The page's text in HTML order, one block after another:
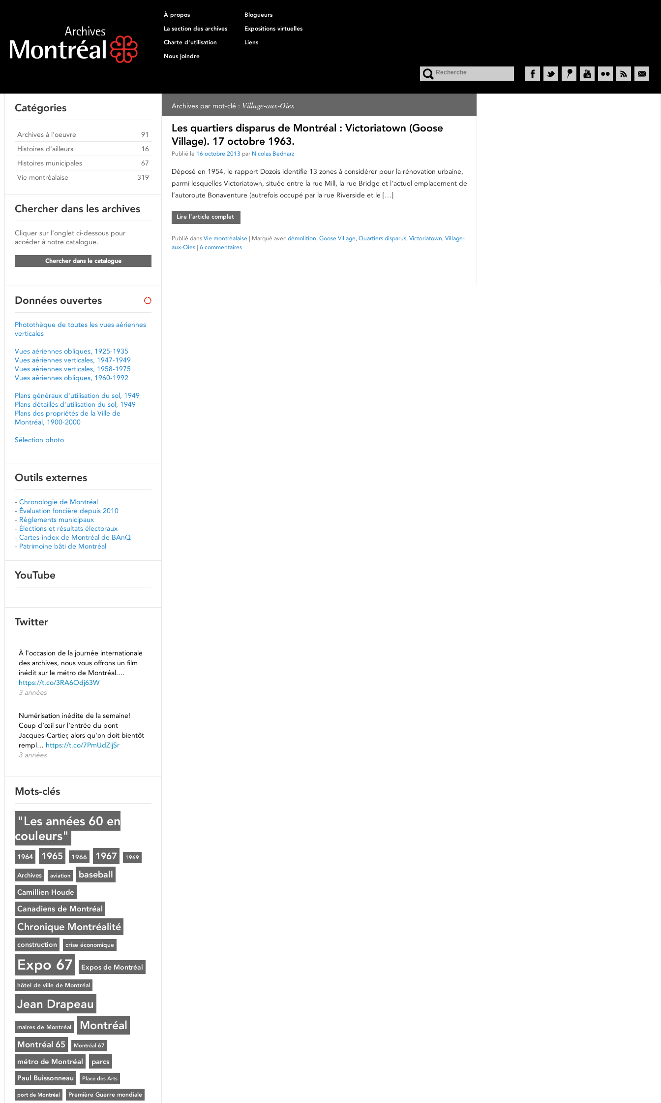
À propos
Blogueurs
La section des archives
Expositions virtuelles
Charte d'utilisation
Liens
Nous joindre
Archives par mot-clé : Village-aux-Oies
Les quartiers disparus de Montréal : Victoriatown (Goose
Village). 17 octobre 1963.
Publié le 16 octobre 2013 par Nicolas Bednarz
Déposé en 1954, le rapport Dozois identifie 13 zones à considérer pour la rénovation urbaine,
parmi lesquelles Victoriatown, située entre la rue Mill, la rue Bridge et l’actuel emplacement de
l’autoroute Bonaventure (autrefois occupé par la rue Riverside et le […]
Lire l’article complet
Publié dans Vie montréalaise | Marqué avec démolition, Goose Village, Quartiers disparus, Victoriatown, Village-
aux-Oies | 6 commentaires
Catégories
Archives à l'oeuvre
91
Histoires d'ailleurs
16
Histoires municipales
67
Vie montréalaise
319
Chercher dans les archives
Cliquer sur l'onglet ci-dessous pour
accéder à notre catalogue.
Chercher dans le catalogue
Données ouvertes
Photothèque de toutes les vues aériennes
verticales
Vues aériennes obliques, 1925-1935
Vues aériennes verticales, 1947-1949
Vues aériennes verticales, 1958-1975
Vues aériennes obliques, 1960-1992
Plans généraux d'utilisation du sol, 1949
Plans détaillés d'utilisation du sol, 1949
Plans des propriétés de la Ville de
Montréal, 1900-2000
Sélection photo
Outils externes
- Chronologie de Montréal
- Évaluation foncière depuis 2010
- Règlements municipaux
- Élections et résultats électoraux
- Cartes-index de Montréal de BAnQ
- Patrimoine bâti de Montréal
YouTube
Twitter
À l'occasion de la journée internationale
des archives, nous vous offrons un film
inédit sur le métro de Montréal.…
https://t.co/3RA6Odj63W
3 années
Numérisation inédite de la semaine!
Coup d’œil sur l’entrée du pont
Jacques-Cartier, alors qu'on doit bientôt
rempl… https://t.co/7PmUdZijSr
3 années
Mots-clés
"Les années 60 en
couleurs"
1964 1965 1966 1967 1969
Archives aviation baseball
Camillien Houde
Canadiens de Montréal
Chronique Montréalité
construction crise économique
Expo 67 Expos de Montréal
hôtel de ville de Montréal
Jean Drapeau
maires de Montréal Montréal
Montréal 65 Montréal 67
métro de Montréal parcs
Paul Buissonneau Place des Arts
port de Montréal Première Guerre mondiale